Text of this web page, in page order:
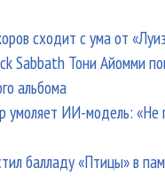
сходит с ума от
Sabbath Тони Айомми
альбома
умоляет ИИ-модель: «Не
балладу «Птицы» в